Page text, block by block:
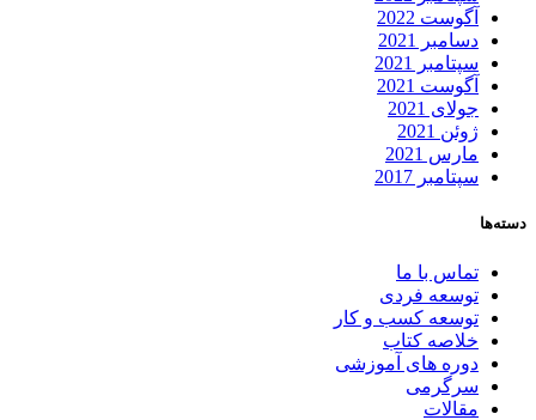
آگوست 2022
دسامبر 2021
سپتامبر 2021
آگوست 2021
جولای 2021
ژوئن 2021
مارس 2021
سپتامبر 2017
دسته‌ها
تماس با ما
توسعه فردی
توسعه کسب و کار
خلاصه کتاب
دوره های آموزشی
سرگرمی
مقالات